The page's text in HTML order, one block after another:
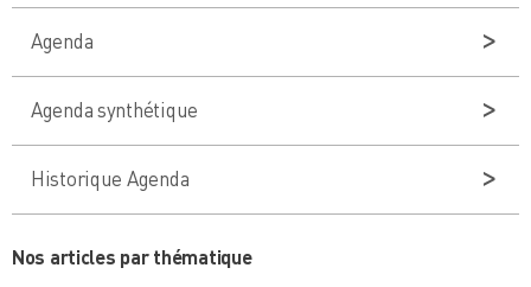
Agenda
Agenda synthétique
Historique Agenda
Nos articles par thématique